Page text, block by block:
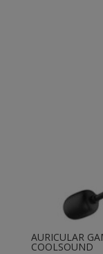
AURICULAR
COOLSOUND